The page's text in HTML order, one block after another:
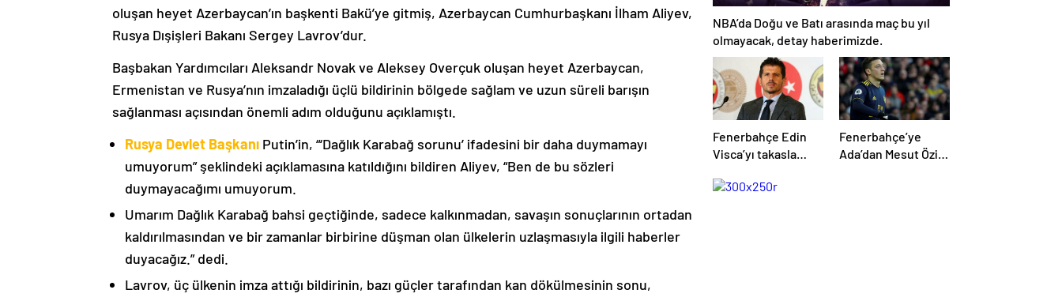
oluşan heyet Azerbaycan’ın başkenti Bakü’ye gitmiş, Azerbaycan Cumhurbaşkanı İlham Aliyev,
Rusya Dışişleri Bakanı Sergey Lavrov’dur.
Başbakan Yardımcıları Aleksandr Novak ve Aleksey Overçuk oluşan heyet Azerbaycan,
Ermenistan ve Rusya’nın imzaladığı üçlü bildirinin bölgede sağlam ve uzun süreli barışın
sağlanması açısından önemli adım olduğunu açıklamıştı.
Rusya Devlet Başkanı Putin’in, “‘Dağlık Karabağ sorunu’ ifadesini bir daha duymamayı
umuyorum” şeklindeki açıklamasına katıldığını bildiren Aliyev, “Ben de bu sözleri
duymayacağımı umuyorum.
Umarım Dağlık Karabağ bahsi geçtiğinde, sadece kalkınmadan, savaşın sonuçlarının ortadan
kaldırılmasından ve bir zamanlar birbirine düşman olan ülkelerin uzlaşmasıyla ilgili haberler
duyacağız.” dedi.
Lavrov, üç ülkenin imza attığı bildirinin, bazı güçler tarafından kan dökülmesinin sonu,
NBA’da Doğu ve Batı arasında maç bu yıl
olmayacak, detay haberimizde.
Fenerbahçe Edin
Visca’yı takasla
teklif
Fenerbahçe’ye
Ada’dan Mesut Özil